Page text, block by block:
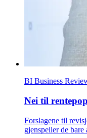
BI Business
Nei til
Forslagene til
gjenspeiler de